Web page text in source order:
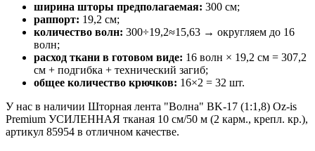
ширина шторы предполагаемая: 300 см;
раппорт: 19,2 см;
количество волн: 300÷19,2≈15,63 → округляем до 16
волн;
расход ткани в готовом виде: 16 волн × 19,2 см = 307,2
см + подгибка + технический загиб;
общее количество крючков: 16×2 = 32 шт.
У нас в наличии Шторная лента "Волна" BK-17 (1:1,8) Oz-is
Premium УСИЛЕННАЯ тканая 10 см/50 м (2 карм., крепл. кр.),
артикул 85954 в отличном качестве.